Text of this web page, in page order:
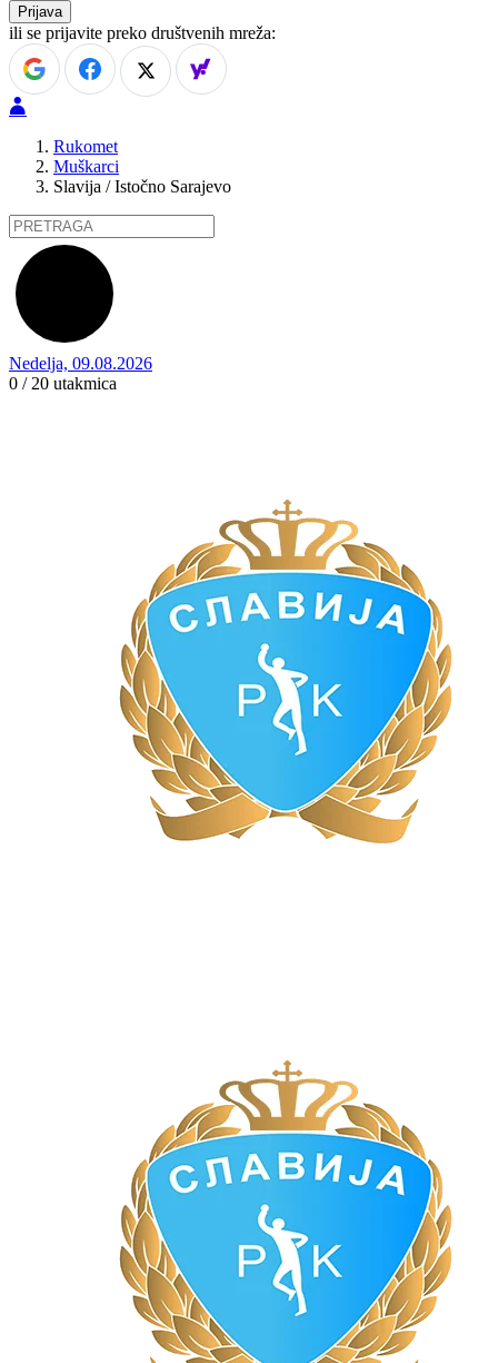
ili se prijavite preko društvenih mreža:
Rukomet
Muškarci
Slavija / Istočno Sarajevo
Nedelja, 09.08.2026
0 / 20 utakmica